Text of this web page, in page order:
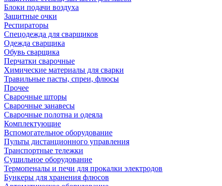
Блоки подачи воздуха
Защитные очки
Респираторы
Спецодежда для сварщиков
Одежда сварщика
Обувь сварщика
Перчатки сварочные
Химические материалы для сварки
Травильные пасты, спреи, флюсы
Прочее
Сварочные шторы
Сварочные занавесы
Сварочные полотна и одеяла
Комплектующие
Вспомогательное оборудование
Пульты дистанционного управления
Транспортные тележки
Сушильное оборудование
Термопеналы и печи для прокалки электродов
Бункеры для хранения флюсов